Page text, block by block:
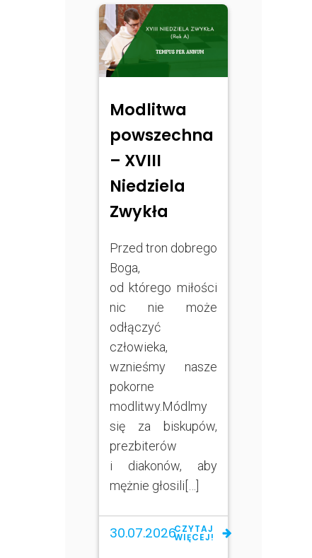
Modlitwa
powszechna
– XVIII
Niedziela
Zwykła
Przed tron dobrego
Boga,
od którego miłości
nic nie może
odłączyć
człowieka,
wznieśmy nasze
pokorne
modlitwy.Módlmy
się za biskupów,
prezbiterów
i diakonów, aby
mężnie głosili[…]
30.07.2026CZYTAJ
WIĘCEJ!